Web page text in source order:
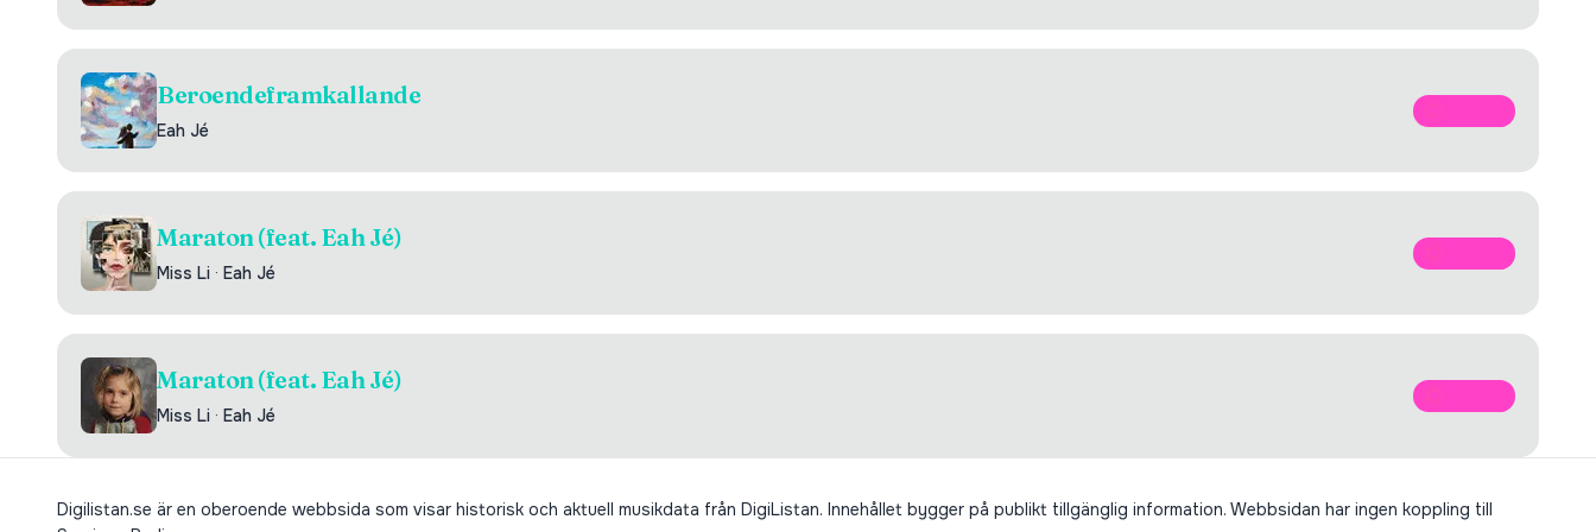
Beroendeframkallande
Eah Jé
Maraton (feat. Eah Jé)
Miss Li · Eah Jé
Maraton (feat. Eah Jé)
Miss Li · Eah Jé
Digilistan.se är en oberoende webbsida som visar historisk och aktuell musikdata från DigiListan. Innehållet bygger på publikt tillgänglig information. Webbsidan har ingen koppling till